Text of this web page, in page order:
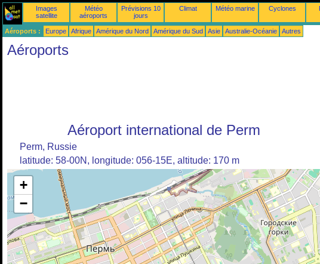
Images
satellite
Météo
aéroports
Prévisions 10
jours
Climat Météo marine Cyclones
Aéroports : Europe Afrique Amérique du Nord Amérique du Sud Asie Australie-Océanie Autres
Aéroports
Aéroport international de Perm
Perm, Russie
latitude: 58-00N, longitude: 056-15E, altitude: 170 m
+
−